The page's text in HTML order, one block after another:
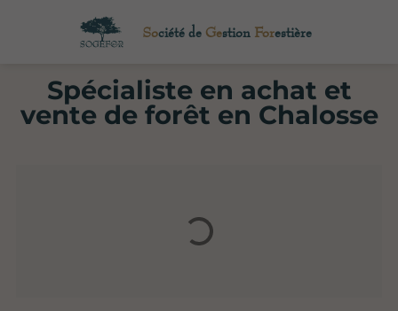
Société de Gestion Forestière
Spécialiste en achat et
vente de forêt en Chalosse